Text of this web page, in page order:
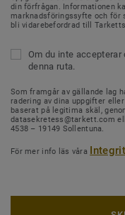
din förfrågan. Informationen
marknadsföringssyfte och
bli vidarebefordrad till
Om du inte accepterar
denna ruta.
Som framgår av gällande lag
radering av dina uppgifter
baserat på legitima skäl,
datasekretess@tarkett.com
4538 – 19149 Sollentuna.
För mer info läs våra